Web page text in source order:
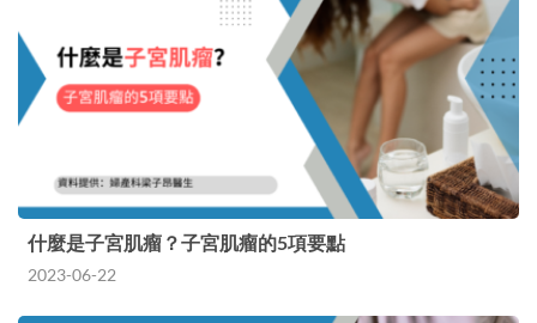
什麼是子宮肌瘤？子宮肌瘤的5項要點
2023-06-22